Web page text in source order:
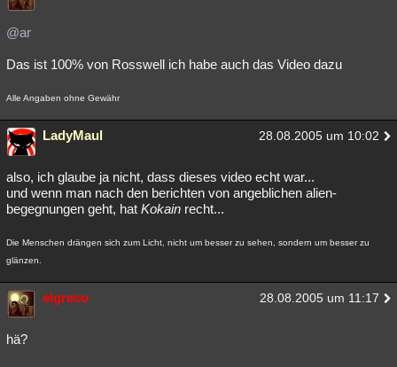
@ar
Das ist 100% von Rosswell ich habe auch das Video dazu
Alle Angaben ohne Gewähr
LadyMaul 28.08.2005 um 10:02
also, ich glaube ja nicht, dass dieses video echt war...
und wenn man nach den berichten von angeblichen alien-
begegnungen geht, hat Kokain recht...
Die Menschen drängen sich zum Licht, nicht um besser zu sehen, sondern um besser zu
glänzen.
elgreco 28.08.2005 um 11:17
hä?